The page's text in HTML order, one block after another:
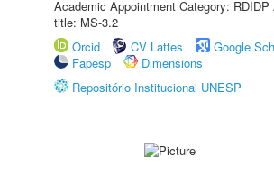
Academic Appointment Category: RDIDP
title: MS-3.2
Orcid
CV Lattes
Google
Fapesp
Dimensions
Repositório Institucional UNESP